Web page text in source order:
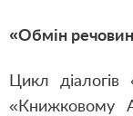
«Обмін
Цикл діалогів
«Книжковому